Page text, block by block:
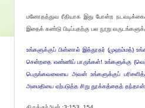
மனோதத்துவ ரீதியாக இது போன்ற
இதைக் கண்டு பிடிப்பதற்கு பல நூறு
உங்களுக்குப் பின்னால் இத்தூதர் (முஹம்மத்)
சென்றதை எண்ணிப் பாருங்கள்! உங்களுக்கு
பெருங்கவலையை அவன் உங்களுக்குப்
அமைதியை ஏற்படுத்த சிறு தூக்கத்தைத்